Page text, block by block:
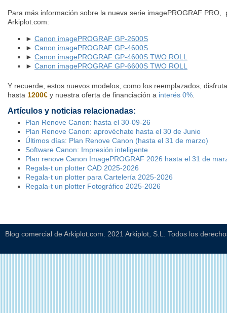
Para más información sobre la nueva serie imagePROGRAF PRO,
Arkiplot.com:
► Canon imagePROGRAF GP-2600S
► Canon imagePROGRAF GP-4600S
► Canon imagePROGRAF GP-4600S TWO ROLL
► Canon imagePROGRAF GP-6600S TWO ROLL
Y recuerde, estos nuevos modelos, como los reemplazados,
hasta 1200€ y nuestra oferta de financiación a interés 0%
Artículos y noticias relacionadas:
Plan Renove Canon: hasta el 30-09-26
Plan Renove Canon: aprovéchate hasta el 30 de Junio
Últimos días: Plan Renove Canon (hasta el 31 de marzo)
Software Canon: Impresión inteligente
Plan renove Canon ImagePROGRAF 2026 hasta el 31 de
Regala-t un plotter CAD 2025-2026
Regala-t un plotter para Cartelería 2025-2026
Regala-t un plotter Fotográfico 2025-2026
Blog comercial de Arkiplot.com. 2021 Arkiplot, S.L. Todos los